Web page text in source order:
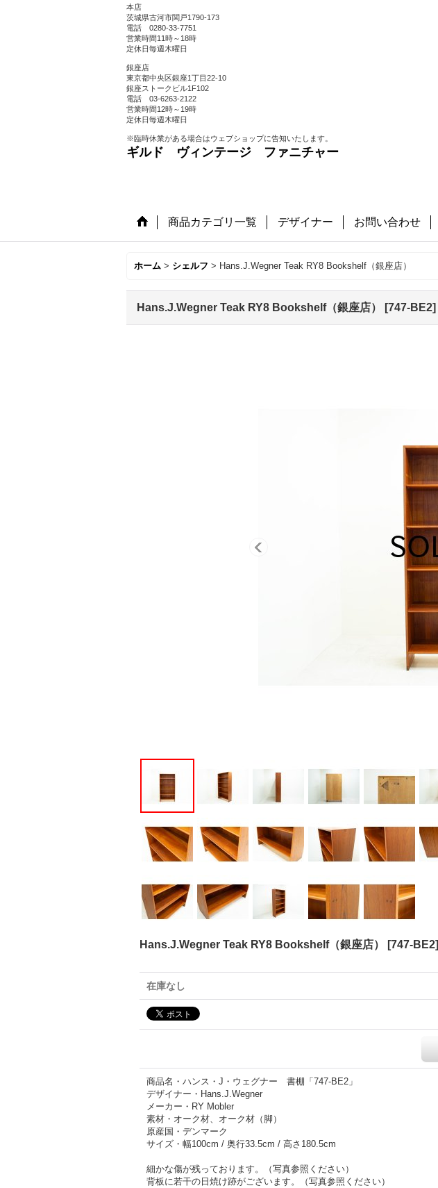
本店
茨城県古河市関戸1790-173
電話 0280-33-7751
営業時間11時～18時
定休日毎週木曜日
銀座店
東京都中央区銀座1丁目22-10
銀座ストークビル1F102
電話 03-6263-2122
営業時間12時～19時
定休日毎週木曜日
※臨時休業がある場合はウェブショップに告知いたします。
ギルド ヴィンテージ ファニチャー
商品カテゴリ一覧 デザイナー お問い合わせ
ホーム > シェルフ > Hans.J.Wegner Teak RY8 Bookshelf（銀座店）
Hans.J.Wegner Teak RY8 Bookshelf（銀座店） [747-BE2]
Hans.J.Wegner Teak RY8 Bookshelf（銀座店） [747-BE2]
在庫なし
商品名・ハンス・J・ウェグナー 書棚「747-BE2」
デザイナー・Hans.J.Wegner
メーカー・RY Mobler
素材・オーク材、オーク材（脚）
原産国・デンマーク
サイズ・幅100cm / 奥行33.5cm / 高さ180.5cm
細かな傷が残っております。（写真参照ください）
背板に若干の日焼け跡がございます。（写真参照ください）